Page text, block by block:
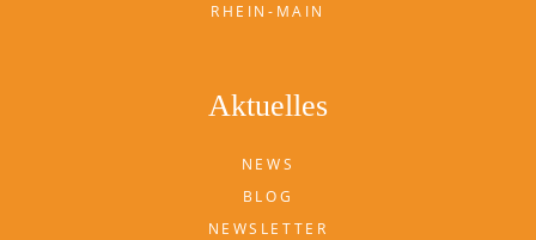
RHEIN-MAIN
Aktuelles
NEWS
BLOG
NEWSLETTER